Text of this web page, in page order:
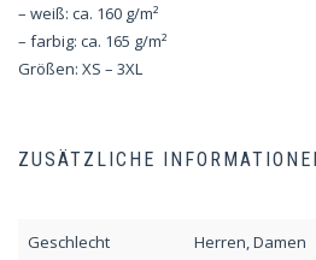
– weiß: ca. 160 g/m²
– farbig: ca. 165 g/m²
Größen: XS – 3XL
ZUSÄTZLICHE
Geschlecht Herren, Damen